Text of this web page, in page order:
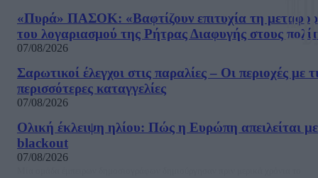
«Πυρά» ΠΑΣΟΚ: «Βαφτίζουν επιτυχία τη
του λογαριασμού της Ρήτρας Διαφυγής στους
07/08/2026
Σαρωτικοί έλεγχοι στις παραλίες – Οι περιοχές με
περισσότερες καταγγελίες
07/08/2026
Ολική έκλειψη ηλίου: Πώς η Ευρώπη απειλείται με
blackout
07/08/2026